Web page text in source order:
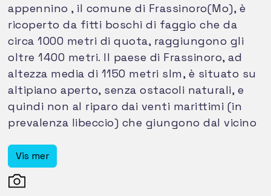
appennino , il comune di Frassinoro(Mo), è
ricoperto da fitti boschi di faggio che da
circa 1000 metri di quota, raggiungono gli
oltre 1400 metri. Il paese di Frassinoro, ad
altezza media di 1150 metri slm, è situato su
altipiano aperto, senza ostacoli naturali, e
quindi non al riparo dai venti marittimi (in
prevalenza libeccio) che giungono dal vicino
particolarmente influenzato da queste
correnti che, dalla Versilia, salgono lungo la
catena della Alpi Apuane, per poi tuffarsi
Vis mer